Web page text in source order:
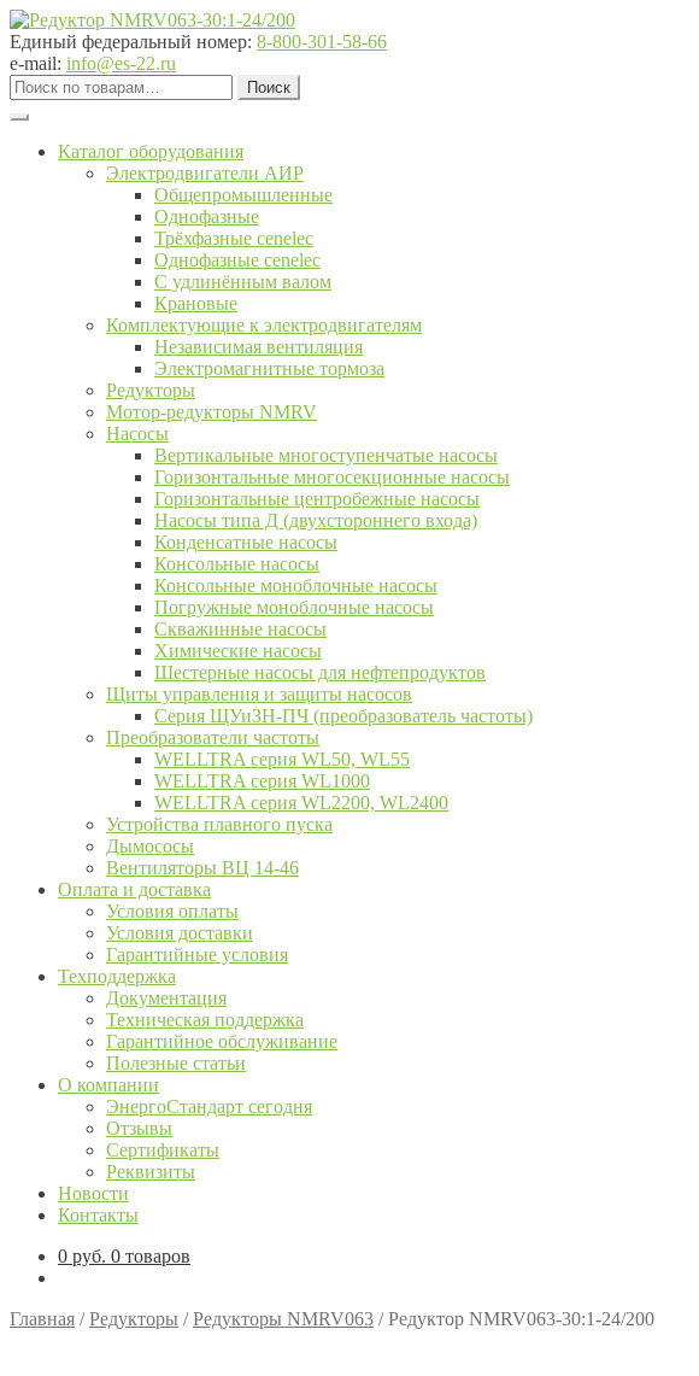
Перейти
к
навигации
Перейти
к
содержимому
Единый федеральный номер: 8-800-301-58-66
e-mail: info@es-22.ru
Искать:
Поиск
Каталог оборудования
Электродвигатели АИР
Общепромышленные
Однофазные
Трёхфазные cenelec
Однофазные cenelec
С удлинённым валом
Крановые
Комплектующие к электродвигателям
Независимая вентиляция
Электромагнитные тормоза
Редукторы
Мотор-редукторы NMRV
Насосы
Вертикальные многоступенчатые насосы
Горизонтальные многосекционные насосы
Горизонтальные центробежные насосы
Насосы типа Д (двухстороннего входа)
Конденсатные насосы
Консольные насосы
Консольные моноблочные насосы
Погружные моноблочные насосы
Скважинные насосы
Химические насосы
Шестерные насосы для нефтепродуктов
Щиты управления и защиты насосов
Серия ЩУиЗН-ПЧ (преобразователь частоты)
Преобразователи частоты
WELLTRA cерия WL50, WL55
WELLTRA cерия WL1000
WELLTRA серия WL2200, WL2400
Устройства плавного пуска
Дымососы
Вентиляторы ВЦ 14-46
Оплата и доставка
Условия оплаты
Условия доставки
Гарантийные условия
Техподдержка
Документация
Техническая поддержка
Гарантийное обслуживание
Полезные статьи
О компании
ЭнергоСтандарт сегодня
Отзывы
Сертификаты
Реквизиты
Новости
Контакты
0 руб. 0 товаров
Главная /Редукторы /Редукторы NMRV063 /Редуктор NMRV063-30:1-24/200